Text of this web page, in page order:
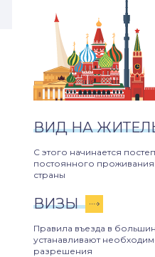
ВИД НА
С этого начинается
постоянного проживания
страны
ВИЗЫ
Правила въезда в
устанавливают
разрешения